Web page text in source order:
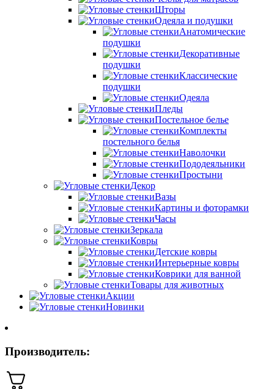
Шторы
Одеяла и подушки
Анатомические
подушки
Декоративные
подушки
Классические
подушки
Одеяла
Пледы
Постельное белье
Комплекты
постельного белья
Наволочки
Пододеяльники
Простыни
Декор
Вазы
Картины и фоторамки
Часы
Зеркала
Ковры
Детские ковры
Интерьерные ковры
Коврики для ванной
Товары для животных
Акции
Новинки
Производитель: